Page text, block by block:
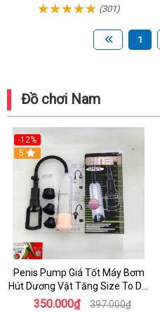
(301)
1
Đồ chơi Nam
-12%
5
Penis Pump Giá Tốt Máy Bơm
Hút Dương Vật Tăng Size To Dài
Cho Nam Giới
350.000₫ 397.000₫